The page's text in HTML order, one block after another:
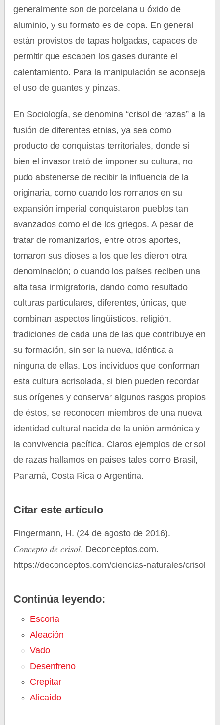
generalmente son de porcelana u óxido de
aluminio, y su formato es de copa. En general
están provistos de tapas holgadas, capaces de
permitir que escapen los gases durante el
calentamiento. Para la manipulación se aconseja
el uso de guantes y pinzas.
En Sociología, se denomina “crisol de razas” a la
fusión de diferentes etnias, ya sea como
producto de conquistas territoriales, donde si
bien el invasor trató de imponer su cultura, no
pudo abstenerse de recibir la influencia de la
originaria, como cuando los romanos en su
expansión imperial conquistaron pueblos tan
avanzados como el de los griegos. A pesar de
tratar de romanizarlos, entre otros aportes,
tomaron sus dioses a los que les dieron otra
denominación; o cuando los países reciben una
alta tasa inmigratoria, dando como resultado
culturas particulares, diferentes, únicas, que
combinan aspectos lingüísticos, religión,
tradiciones de cada una de las que contribuye en
su formación, sin ser la nueva, idéntica a
ninguna de ellas. Los individuos que conforman
esta cultura acrisolada, si bien pueden recordar
sus orígenes y conservar algunos rasgos propios
de éstos, se reconocen miembros de una nueva
identidad cultural nacida de la unión armónica y
la convivencia pacífica. Claros ejemplos de crisol
de razas hallamos en países tales como Brasil,
Panamá, Costa Rica o Argentina.
Citar este artículo
Fingermann, H. (24 de agosto de 2016).
Concepto de crisol. Deconceptos.com.
https://deconceptos.com/ciencias-naturales/crisol
Continúa leyendo:
Escoria
Aleación
Vado
Desenfreno
Crepitar
Alicaído